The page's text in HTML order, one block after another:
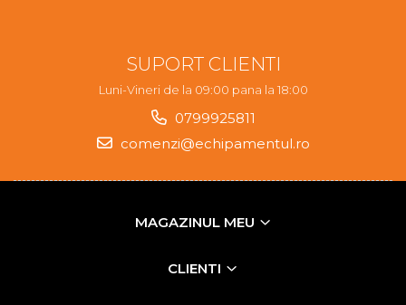
SUPORT CLIENTI
Luni-Vineri de la 09:00 pana la 18:00
0799925811
comenzi@echipamentul.ro
MAGAZINUL MEU
CLIENTI